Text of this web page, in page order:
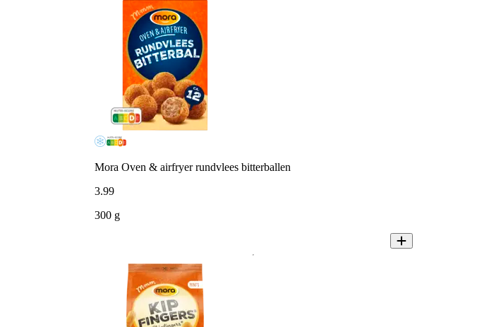
Mora Oven & airfryer rundvlees bitterballen
3.99
300 g